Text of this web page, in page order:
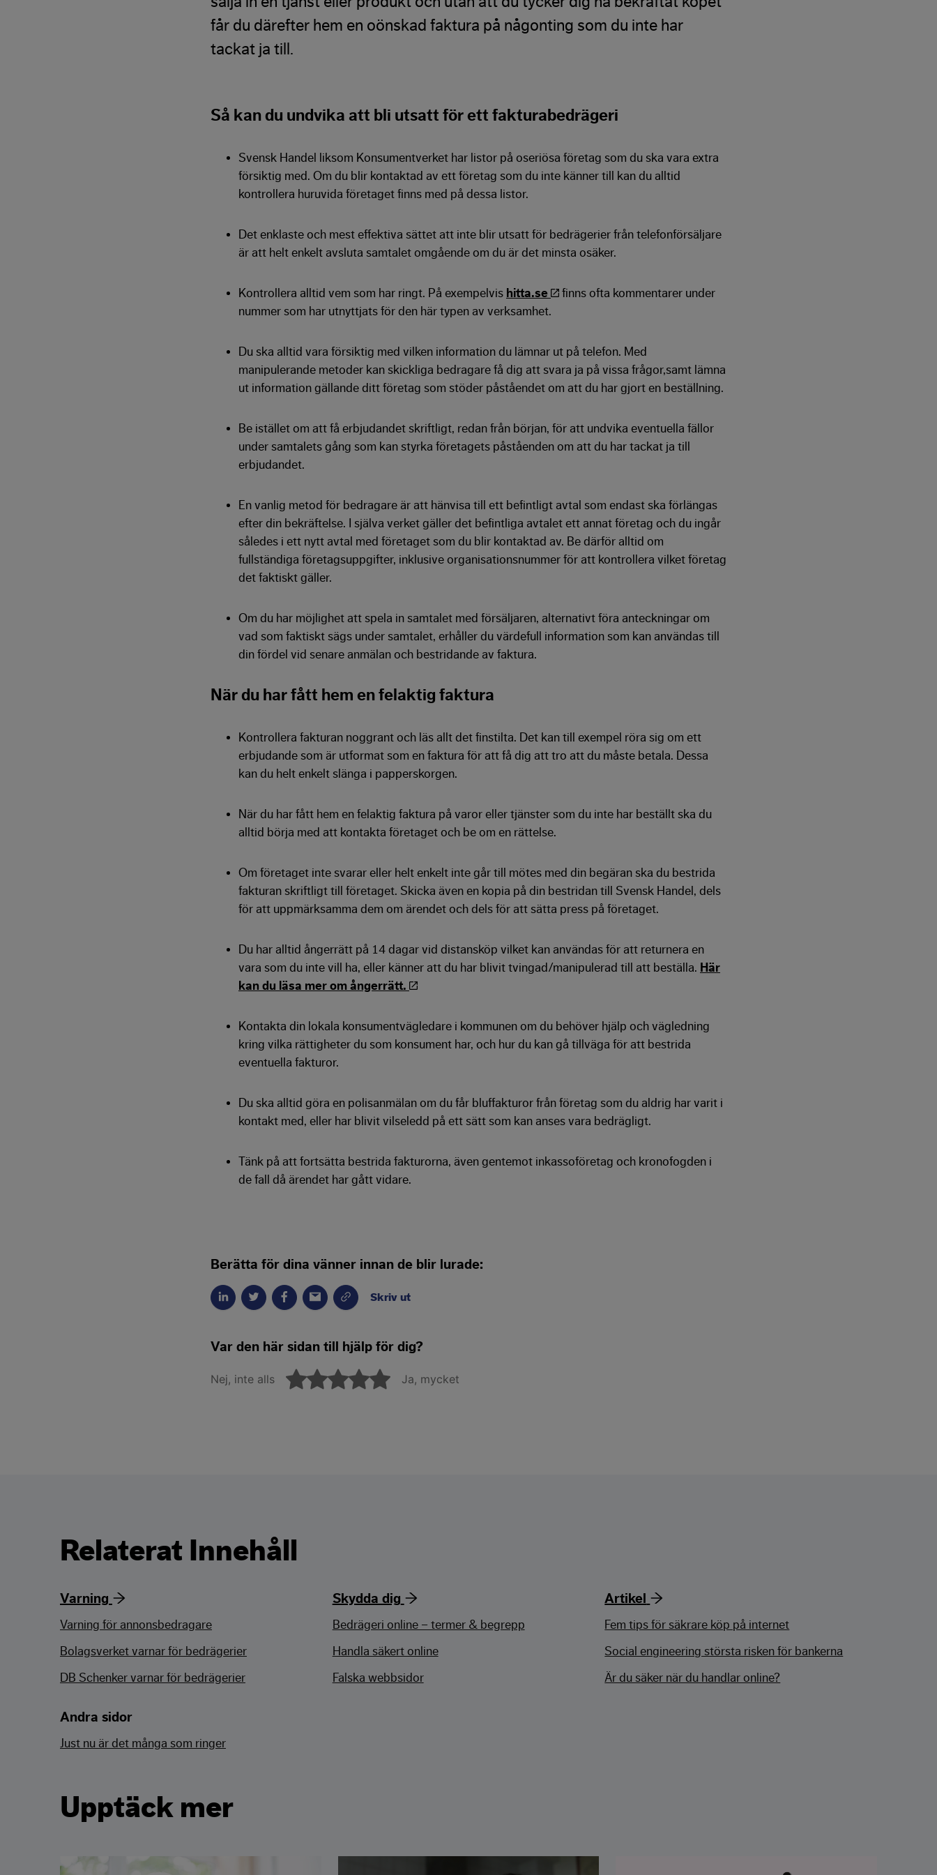
får du därefter hem en oönskad faktura på någonting som du inte har
tackat ja till.
Så kan du undvika att bli utsatt för ett fakturabedrägeri
Svensk Handel liksom Konsumentverket har listor på oseriösa företag som du ska vara extra
försiktig med. Om du blir kontaktad av ett företag som du inte känner till kan du alltid
kontrollera huruvida företaget finns med på dessa listor.
Det enklaste och mest effektiva sättet att inte blir utsatt för bedrägerier från telefonförsäljare
är att helt enkelt avsluta samtalet omgående om du är det minsta osäker.
Kontrollera alltid vem som har ringt. På exempelvis hitta.se
finns ofta kommentarer under
nummer som har utnyttjats för den här typen av verksamhet.
Du ska alltid vara försiktig med vilken information du lämnar ut på telefon. Med
manipulerande metoder kan skickliga bedragare få dig att svara ja på vissa frågor,samt lämna
ut information gällande ditt företag som stöder påståendet om att du har gjort en beställning.
Be istället om att få erbjudandet skriftligt, redan från början, för att undvika eventuella fällor
under samtalets gång som kan styrka företagets påståenden om att du har tackat ja till
erbjudandet.
En vanlig metod för bedragare är att hänvisa till ett befintligt avtal som endast ska förlängas
efter din bekräftelse. I själva verket gäller det befintliga avtalet ett annat företag och du ingår
således i ett nytt avtal med företaget som du blir kontaktad av. Be därför alltid om
fullständiga företagsuppgifter, inklusive organisationsnummer för att kontrollera vilket företag
det faktiskt gäller.
Om du har möjlighet att spela in samtalet med försäljaren, alternativt föra anteckningar om
vad som faktiskt sägs under samtalet, erhåller du värdefull information som kan användas till
din fördel vid senare anmälan och bestridande av faktura.
När du har fått hem en felaktig faktura
Kontrollera fakturan noggrant och läs allt det finstilta. Det kan till exempel röra sig om ett
erbjudande som är utformat som en faktura för att få dig att tro att du måste betala. Dessa
kan du helt enkelt slänga i papperskorgen.
När du har fått hem en felaktig faktura på varor eller tjänster som du inte har beställt ska du
alltid börja med att kontakta företaget och be om en rättelse.
Om företaget inte svarar eller helt enkelt inte går till mötes med din begäran ska du bestrida
fakturan skriftligt till företaget. Skicka även en kopia på din bestridan till Svensk Handel, dels
för att uppmärksamma dem om ärendet och dels för att sätta press på företaget.
Du har alltid ångerrätt på 14 dagar vid distansköp vilket kan användas för att returnera en
vara som du inte vill ha, eller känner att du har blivit tvingad/manipulerad till att beställa. Här
kan du läsa mer om ångerrätt.
Kontakta din lokala konsumentvägledare i kommunen om du behöver hjälp och vägledning
kring vilka rättigheter du som konsument har, och hur du kan gå tillväga för att bestrida
eventuella fakturor.
Du ska alltid göra en polisanmälan om du får bluffakturor från företag som du aldrig har varit i
kontakt med, eller har blivit vilseledd på ett sätt som kan anses vara bedrägligt.
Tänk på att fortsätta bestrida fakturorna, även gentemot inkassoföretag och kronofogden i
de fall då ärendet har gått vidare.
Berätta för dina vänner innan de blir lurade:
Skriv ut
Var den här sidan till hjälp för dig?
Nej, inte alls Ja, mycket
Relaterat Innehåll
Varning
Varning för annonsbedragare
Bolagsverket varnar för bedrägerier
DB Schenker varnar för bedrägerier
Skydda dig
Bedrägeri online – termer & begrepp
Handla säkert online
Falska webbsidor
Artikel
Fem tips för säkrare köp på internet
Social engineering största risken för bankerna
Är du säker när du handlar online?
Andra sidor
Just nu är det många som ringer
Upptäck mer